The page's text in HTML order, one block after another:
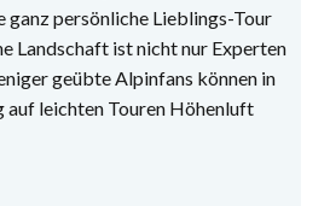
ganz persönliche Lieblings-Tour
Landschaft ist nicht nur Experten
geübte Alpinfans können in
auf leichten Touren Höhenluft